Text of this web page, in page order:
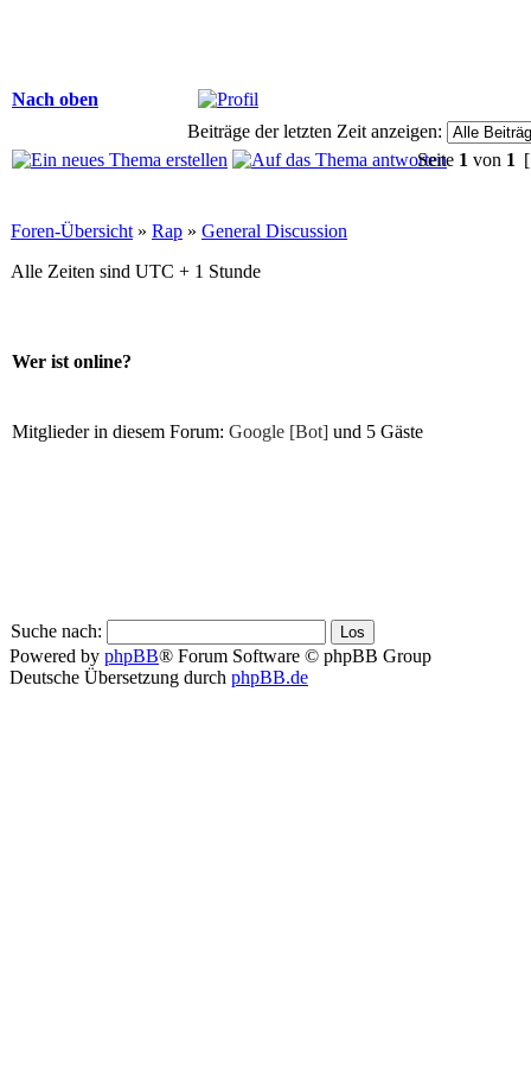
Nach oben
Beiträge der letzten Zeit anzeigen:
Seite 1 von 1
Foren-Übersicht » Rap » General Discussion
Alle Zeiten sind UTC + 1 Stunde
Wer ist online?
Mitglieder in diesem Forum: Google [Bot] und 5 Gäste
Suche nach:
Powered by phpBB® Forum Software © phpBB Group
Deutsche Übersetzung durch phpBB.de